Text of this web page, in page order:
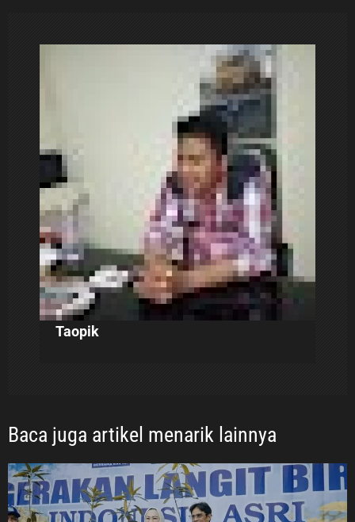
Taopik
Baca juga artikel menarik lainnya